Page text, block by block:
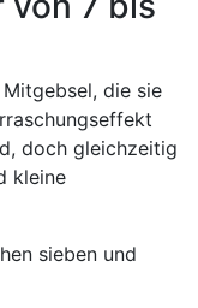
die sie
doch gleichzeitig
kleine
sieben und